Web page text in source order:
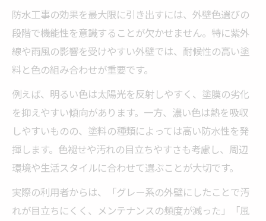
防水工事の効果を最大限に引き出すには、外壁色選びの
段階で機能性を意識することが欠かせません。特に紫外
線や雨風の影響を受けやすい外壁では、耐候性の高い塗
料と色の組み合わせが重要です。
例えば、明るい色は太陽光を反射しやすく、塗膜の劣化
を抑えやすい傾向があります。一方、濃い色は熱を吸収
しやすいものの、塗料の種類によっては高い防水性を発
揮します。色褪せや汚れの目立ちやすさも考慮し、周辺
環境や生活スタイルに合わせて選ぶことが大切です。
実際の利用者からは、「グレー系の外壁にしたことで汚
れが目立ちにくく、メンテナンスの頻度が減った」「風